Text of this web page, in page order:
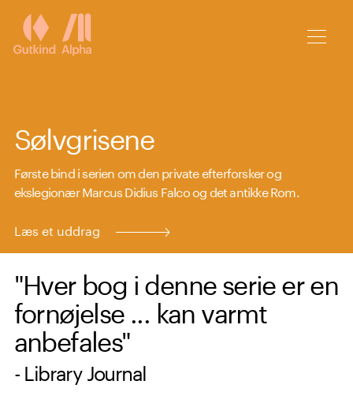
Spring til hovedindhold
Sølvgrisene
Første bind i serien om den private efterforsker og
ekslegionær Marcus Didius Falco og det antikke Rom.
Læs et uddrag
"Hver bog i denne serie er en
fornøjelse ... kan varmt
anbefales"
- Library Journal